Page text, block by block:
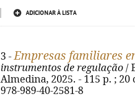
ADICIONAR À LISTA
3 -Empresas familiares
instrumentos de regulação /
Almedina, 2025. - 115 p. ;
978-989-40-2581-8